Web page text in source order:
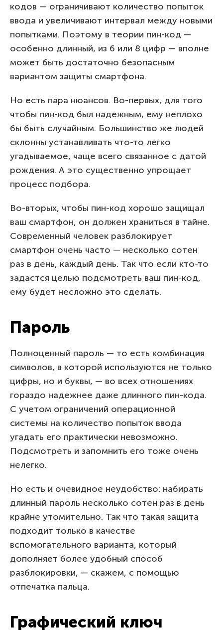
кодов — ограничивают количество попыток
ввода и увеличивают интервал между новыми
попытками. Поэтому в теории пин-код —
особенно длинный, из 6 или 8 цифр — вполне
может быть достаточно безопасным
вариантом защиты смартфона.
Но есть пара нюансов. Во-первых, для того
чтобы пин-код был надежным, ему неплохо
бы быть случайным. Большинство же людей
склонны устанавливать что-то легко
угадываемое, чаще всего связанное с датой
рождения. А это существенно упрощает
процесс подбора.
Во-вторых, чтобы пин-код хорошо защищал
ваш смартфон, он должен храниться в тайне.
Современный человек разблокирует
смартфон очень часто — несколько сотен
раз в день, каждый день. Так что если кто-то
задастся целью подсмотреть ваш пин-код,
ему будет несложно это сделать.
Пароль
Полноценный пароль — то есть комбинация
символов, в которой используются не только
цифры, но и буквы, — во всех отношениях
гораздо надежнее даже длинного пин-кода.
С учетом ограничений операционной
системы на количество попыток ввода
угадать его практически невозможно.
Подсмотреть и запомнить его тоже очень
нелегко.
Но есть и очевидное неудобство: набирать
длинный пароль несколько сотен раз в день
крайне утомительно. Так что такая защита
подходит только в качестве
вспомогательного варианта, который
дополняет более удобный способ
разблокировки, — скажем, с помощью
отпечатка пальца.
Графический ключ